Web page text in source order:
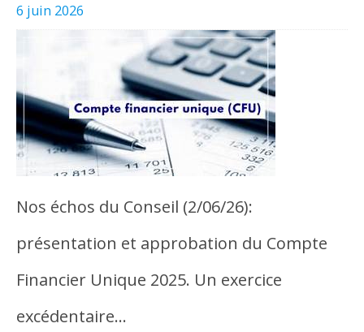
6 juin 2026
Nos échos du Conseil (2/06/26):
présentation et approbation du Compte
Financier Unique 2025. Un exercice
excédentaire…